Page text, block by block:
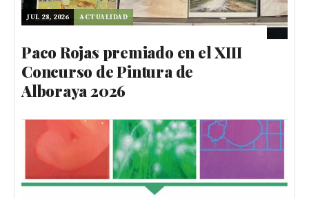
JUL 28, 2026 ACTUALIDAD
Paco Rojas premiado en el XIII
Concurso de Pintura de
Alboraya 2026